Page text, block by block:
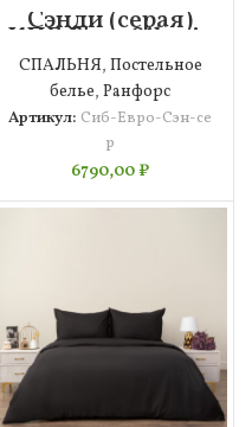
Сэнди (серая)
КПБ Евро Siberia
СПАЛЬНЯ, Постельное
белье,Ранфорс
Артикул: Сиб-Евро-Сэн-се
р
6790,00₽